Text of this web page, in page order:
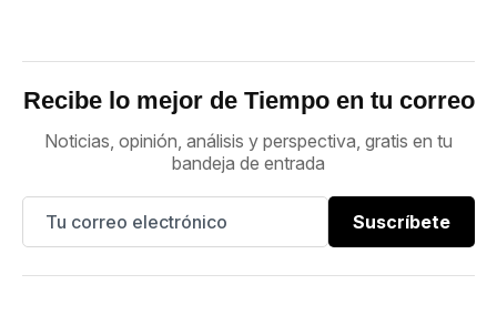
Recibe lo mejor de Tiempo en tu correo
Noticias, opinión, análisis y perspectiva, gratis en tu
bandeja de entrada
Suscríbete